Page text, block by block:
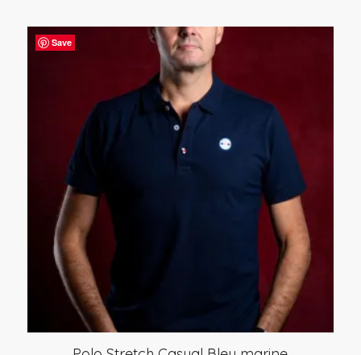
initial
était :
65,90 €.
actuel
est :
39,90 €.
Save